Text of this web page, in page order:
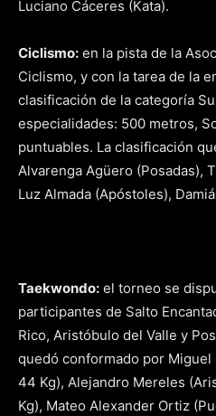
Luciano Cáceres (Kata).
Ciclismo: en la pista de la
Ciclismo, y con la tarea de la
clasificación de la categoría
especialidades: 500 metros,
puntuables. La clasificación
Alvarenga Agüero (Posadas),
Luz Almada (Apóstoles),
Taekwondo: el torneo se
participantes de Salto
Rico, Aristóbulo del Valle y
quedó conformado por Miguel
44 Kg), Alejandro Mereles
Kg), Mateo Alexander Ortiz